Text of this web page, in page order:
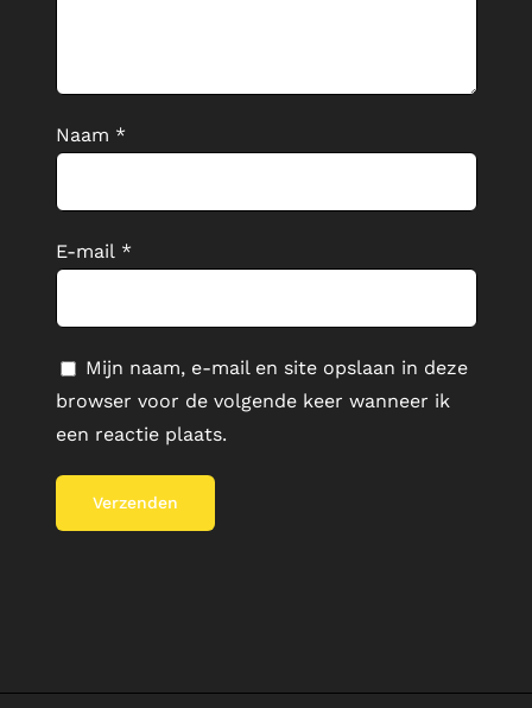
Naam *
E-mail *
Mijn naam, e-mail en site opslaan in deze
browser voor de volgende keer wanneer ik
een reactie plaats.